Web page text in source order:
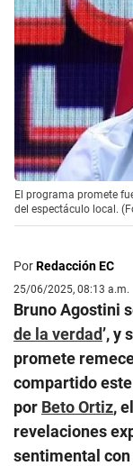
El programa promete
del espectáculo local.
PorRedacción EC
25/06/2025, 08:13 a.m.
Bruno Agostini
de la verdad’, y
promete
compartido
por Beto Ortiz,
revelaciones
sentimental